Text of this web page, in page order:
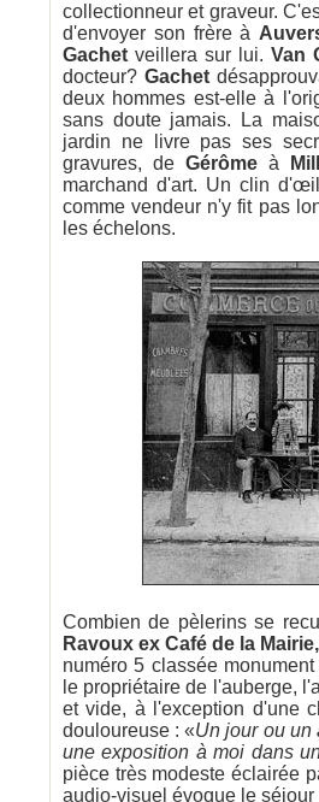
collectionneur et graveur.
d'envoyer son frère à
Gachet veillera sur lui.Van
docteur?Gachet
deux hommes est-elle à
sans doute jamais. La
jardin ne livre pas ses
gravures, de Gérôme à
marchand d'art. Un clin
comme vendeur n'y fit pas
les échelons.
Combien de pèlerins se
Ravoux ex Café de la
numéro 5 classée
le propriétaire de l'auberge,
et vide, à l'exception d'une
douloureuse : «Un jour ou un
une exposition à moi dans
pièce très modeste éclairée
audio-visuel évoque le séjour